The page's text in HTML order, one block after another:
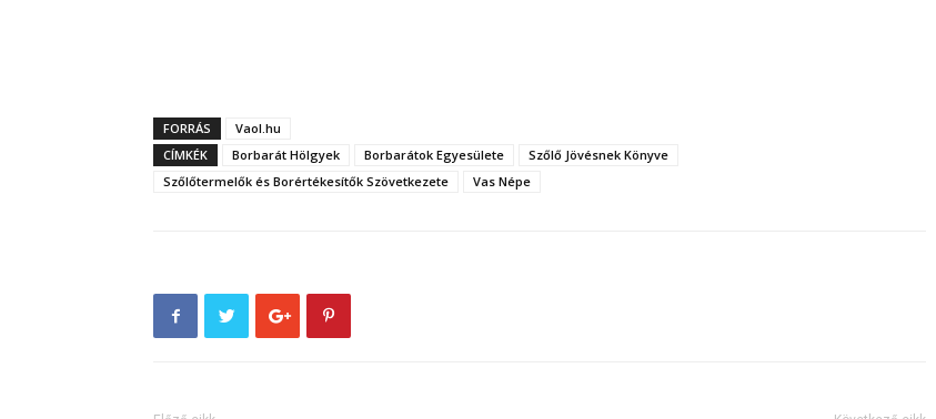
FORRÁS
Vaol.hu
CÍMKÉK
Borbarát Hölgyek Borbarátok Egyesülete
Szőlő Jövésnek Könyve
Szőlőtermelők és Borértékesítők Szövetkezete
Vas Népe